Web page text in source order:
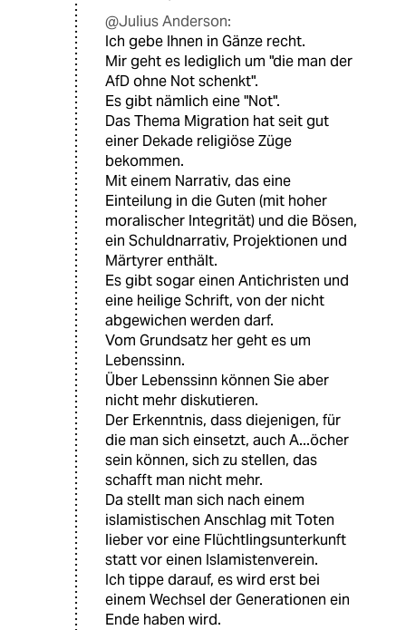
@Julius Anderson:
Ich gebe Ihnen in Gänze recht.
Mir geht es lediglich um "die man der
AfD ohne Not schenkt".
Es gibt nämlich eine "Not".
Das Thema Migration hat seit gut
einer Dekade religiöse Züge
bekommen.
Mit einem Narrativ, das eine
Einteilung in die Guten (mit hoher
moralischer Integrität) und die Bösen,
ein Schuldnarrativ, Projektionen und
Märtyrer enthält.
Es gibt sogar einen Antichristen und
eine heilige Schrift, von der nicht
abgewichen werden darf.
Vom Grundsatz her geht es um
Lebenssinn.
Über Lebenssinn können Sie aber
nicht mehr diskutieren.
Der Erkenntnis, dass diejenigen, für
die man sich einsetzt, auch A...öcher
sein können, sich zu stellen, das
schafft man nicht mehr.
Da stellt man sich nach einem
islamistischen Anschlag mit Toten
lieber vor eine Flüchtlingsunterkunft
statt vor einen Islamistenverein.
Ich tippe darauf, es wird erst bei
einem Wechsel der Generationen ein
Ende haben wird.